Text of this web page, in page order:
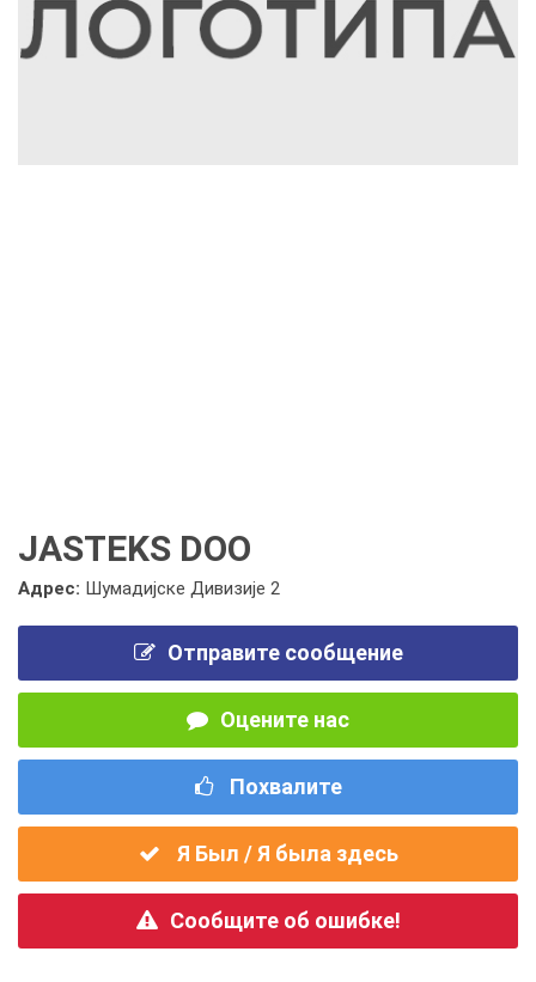
JASTEKS DOO
Адрес: Шумадијске Дивизије 2
Отправите сообщение
Оцените нас
Похвалите
Я Был / Я была здесь
Сообщите об ошибке!